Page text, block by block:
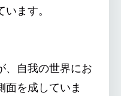
ます。
、自我の世界にお
面を成していま